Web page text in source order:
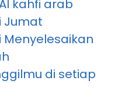
kahfi arab
Jumat
Menyelesaikan
di setiap